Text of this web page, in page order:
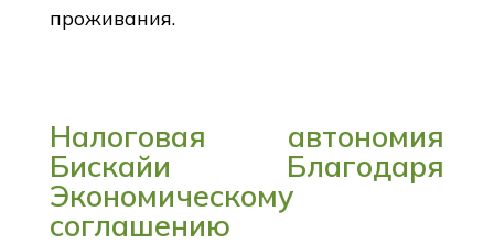
проживания.
Налоговая автономия
Бискайи Благодаря
Экономическому
соглашению